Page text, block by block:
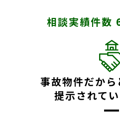
相談実績件数
事故物件だから
提示されて